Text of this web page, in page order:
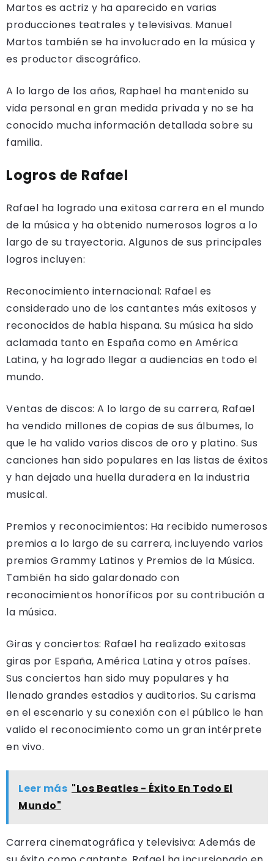
Martos es actriz y ha aparecido en varias
producciones teatrales y televisivas. Manuel
Martos también se ha involucrado en la música y
es productor discográfico.
A lo largo de los años, Raphael ha mantenido su
vida personal en gran medida privada y no se ha
conocido mucha información detallada sobre su
familia.
Logros de Rafael
Rafael ha logrado una exitosa carrera en el mundo
de la música y ha obtenido numerosos logros a lo
largo de su trayectoria. Algunos de sus principales
logros incluyen:
Reconocimiento internacional: Rafael es
considerado uno de los cantantes más exitosos y
reconocidos de habla hispana. Su música ha sido
aclamada tanto en España como en América
Latina, y ha logrado llegar a audiencias en todo el
mundo.
Ventas de discos: A lo largo de su carrera, Rafael
ha vendido millones de copias de sus álbumes, lo
que le ha valido varios discos de oro y platino. Sus
canciones han sido populares en las listas de éxitos
y han dejado una huella duradera en la industria
musical.
Premios y reconocimientos: Ha recibido numerosos
premios a lo largo de su carrera, incluyendo varios
premios Grammy Latinos y Premios de la Música.
También ha sido galardonado con
reconocimientos honoríficos por su contribución a
la música.
Giras y conciertos: Rafael ha realizado exitosas
giras por España, América Latina y otros países.
Sus conciertos han sido muy populares y ha
llenado grandes estadios y auditorios. Su carisma
en el escenario y su conexión con el público le han
valido el reconocimiento como un gran intérprete
en vivo.
Leer más "Los Beatles - Éxito En Todo El
Mundo"
Carrera cinematográfica y televisiva: Además de